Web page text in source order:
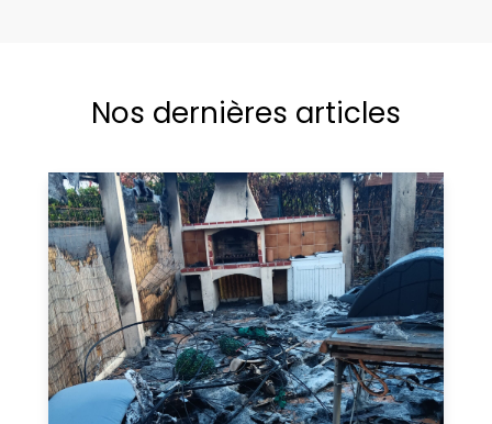
Nos dernières articles